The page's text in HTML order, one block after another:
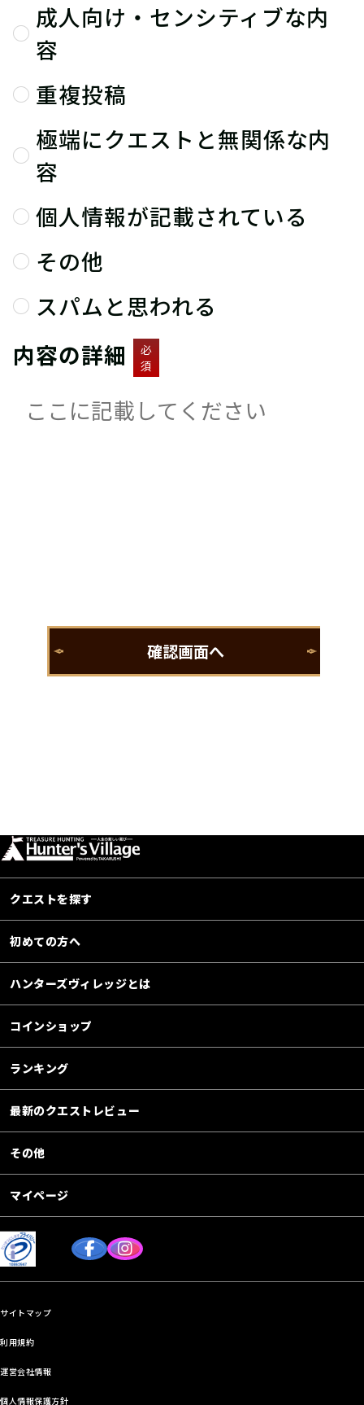
成人向け・センシティブな内
容
重複投稿
極端にクエストと無関係な内
容
個人情報が記載されている
その他
スパムと思われる
内容の詳細
必
須
クエストを探す
初めての方へ
ハンターズヴィレッジとは
コインショップ
ランキング
最新のクエストレビュー
その他
マイページ
サイトマップ
利用規約
運営会社情報
個人情報保護方針